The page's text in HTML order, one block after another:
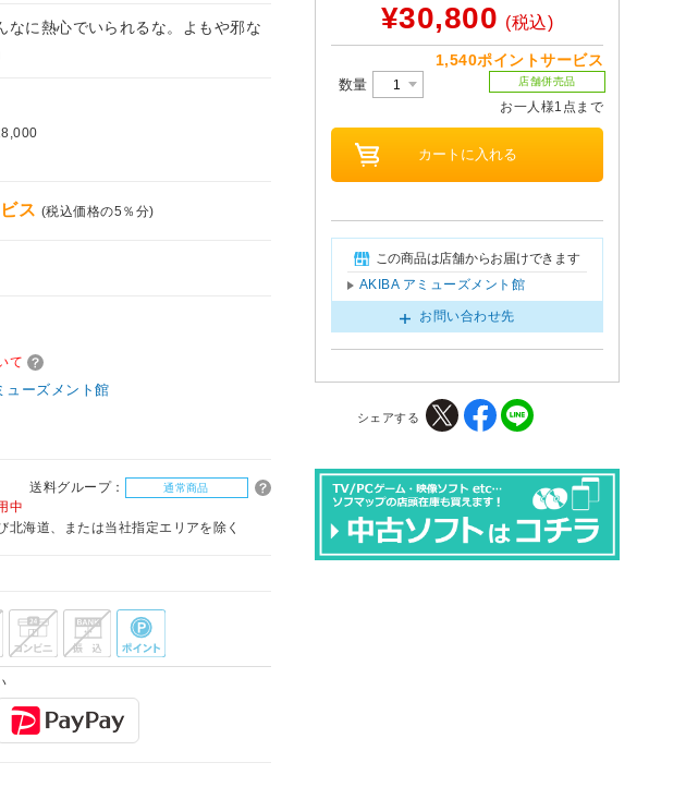
なに熱心でいられるな。よもや邪な
ス (税込価格の5％分)
て
ューズメント館
送料グループ： 通常商品
中
海道、または当社指定エリアを除く
¥30,800 (税込)
1,540ポイントサービス
数量 店舗併売品
お一人様1点まで
この商品は店舗からお届けできます
AKIBA アミューズメント館
お問い合わせ先
シェアする